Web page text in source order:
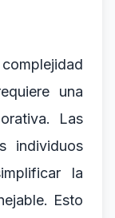
una
Las
individuos
la
Esto